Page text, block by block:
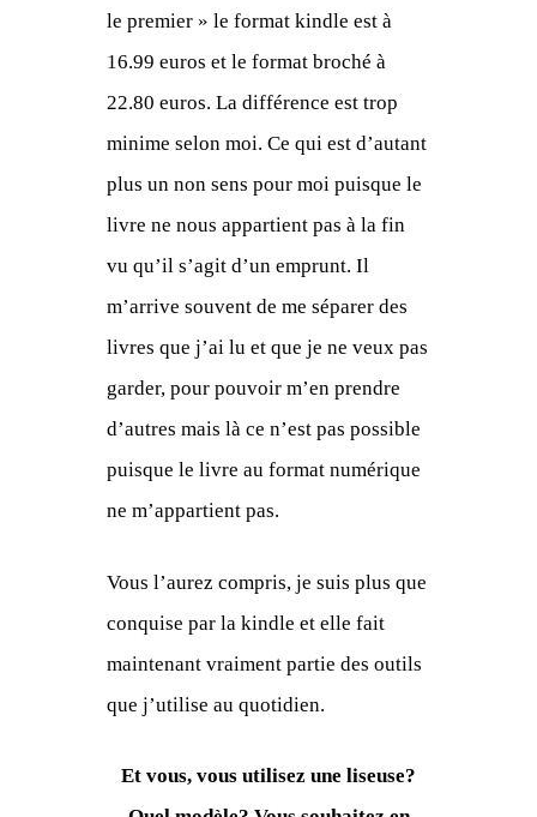
le premier » le format kindle est à
16.99 euros et le format broché à
22.80 euros. La différence est trop
minime selon moi. Ce qui est d’autant
plus un non sens pour moi puisque le
livre ne nous appartient pas à la fin
vu qu’il s’agit d’un emprunt. Il
m’arrive souvent de me séparer des
livres que j’ai lu et que je ne veux pas
garder, pour pouvoir m’en prendre
d’autres mais là ce n’est pas possible
puisque le livre au format numérique
ne m’appartient pas.
Vous l’aurez compris, je suis plus que
conquise par la kindle et elle fait
maintenant vraiment partie des outils
que j’utilise au quotidien.
Et vous, vous utilisez une liseuse?